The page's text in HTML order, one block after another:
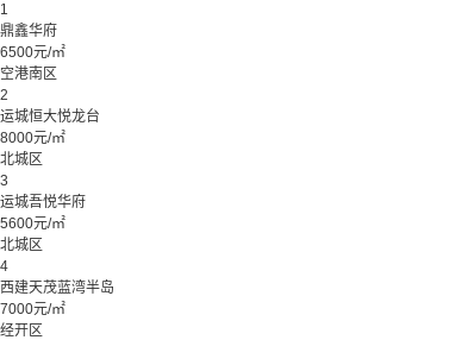
1
鼎鑫华府
6500元/㎡
空港南区
2
运城恒大悦龙台
8000元/㎡
北城区
3
运城吾悦华府
5600元/㎡
北城区
4
西建天茂蓝湾半岛
7000元/㎡
经开区